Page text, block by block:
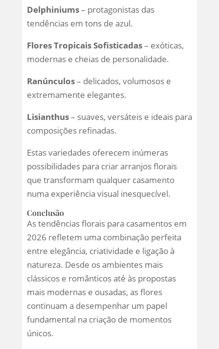
Delphiniums– protagonistas das
tendências em tons de azul.
Flores Tropicais Sofisticadas– exóticas,
modernas e cheias de personalidade.
Ranúnculos– delicados, volumosos e
extremamente elegantes.
Lisianthus– suaves, versáteis e ideais para
composições refinadas.
Estas variedades oferecem inúmeras
possibilidades para criar arranjos florais
que transformam qualquer casamento
numa experiência visual inesquecível.
Conclusão
As tendências florais para casamentos em
2026 refletem uma combinação perfeita
entre elegância, criatividade e ligação à
natureza. Desde os ambientes mais
clássicos e românticos até às propostas
mais modernas e ousadas, as flores
continuam a desempenhar um papel
fundamental na criação de momentos
únicos.